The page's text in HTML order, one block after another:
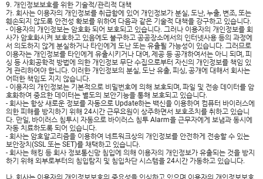
9. 개인정보보호를 위한 기술적/관리적 대책
가. 회사는 이용자의 개인정보를 취급함에 있어 개인정보가 분실, 도난, 누출, 변조, 또는
훼손되지 않도록 안전성 확보를 위하여 다음과 같은 기술적 대책을 강구하고 있습니다.
- 이용자의 개인정보는 암호화 되어 보호되고 있습니다. 그러나 이용자의 개인정보를 회
사가 암호화시켜 보호하고 있음에도 불구하고 공공장소에서의 인터넷사용 등의 과정에
서 의도하지 않게 분실하거나 타인에게 도난 또는 유출될 가능성이 있습니다. 그러므로
이용자는 개인정보를 타인에게 유출시키거나 대여, 제공 등 공개하여서는 아니 되며, 피
싱 등 사회공학적 방법에 의한 개인정보 무단 수집으로부터 자신의 개인정보를 책임 있
게 관리하여야 합니다. 이러한 개인정보의 분실, 도난 유출, 피싱, 공개에 대해서 회사는
어떠한 책임도 지지 않습니다.
- 이용자의 개인정보는 기본적으로 비밀번호에 의해 보호되며, 파일 및 전송 데이터를 암
호화하여 중요한 데이터는 별도의 보안기능을 통해 보호되고 있습니다.
- 회사는 항상 새로운 정보를 자동으로 Update하는 백신을 이용하여 컴퓨터 바이러스에
의한 피해를 방지하기 위해 24시간 근무요원이 상주하면서 보호조치를 취하고 있습니
다. 만일, 바이러스 침투시 자동으로 바이러스 침투 Alarm을 근무자에게 보냄과 동시에
자동 치료하도록 되어 있습니다.
- 회사는 암호알고리즘을 이용하여 네트워크상의 개인정보를 안전하게 전송할 수 있는
보안장치(SSL 또는 SET)를 채택하고 있습니다.
- 회사는 해킹 등 회사 정보통신망 침입에 의해 이용자의 개인정보가 유출되는 것을 방지
하기 위해 외부로부터의 침입탐지 및 침입차단 시스템을 24시간 가동하고 있습니다.
나. 회사는 이용자의 개인정보보호의 중요성을 인식하고 있으며 이용자의 개인정보보호